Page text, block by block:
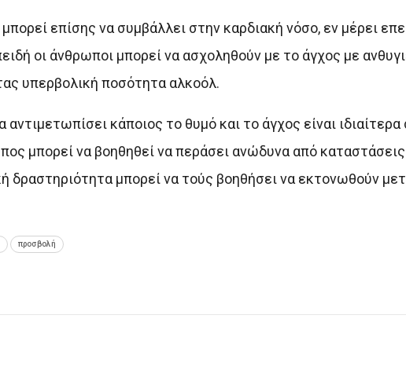
επίσης να συμβάλλει στην καρδιακή νόσο, εν μέρει
οι άνθρωποι μπορεί να ασχοληθούν με το άγχος με
υπερβολική ποσότητα αλκοόλ.
κάποιος το θυμό και το άγχος είναι ιδιαίτερα
μπορεί να βοηθηθεί να περάσει ανώδυνα από
δραστηριότητα μπορεί να τούς βοηθήσει να εκτονωθούν
προσβολή